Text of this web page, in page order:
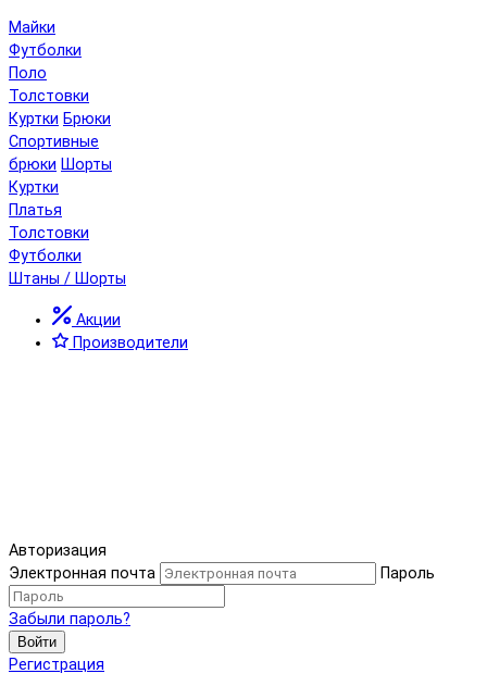
Майки
Футболки
Поло
Толстовки
Куртки Брюки
Спортивные
брюки Шорты
Куртки
Платья
Толстовки
Футболки
Штаны / Шорты
Акции
Производители
Авторизация
Электронная почта
Пароль
Забыли пароль?
Войти
Регистрация